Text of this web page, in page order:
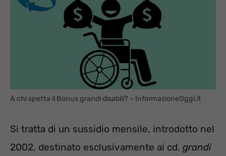
A chi spetta il Bonus grandi disabili? – InformazioneOggi.it
Si tratta di un sussidio mensile, introdotto nel
2002, destinato esclusivamente ai cd. grandi